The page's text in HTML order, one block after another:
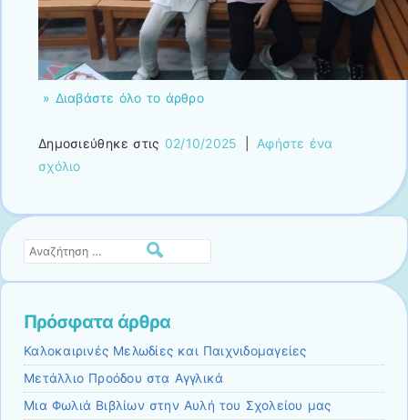
» Διαβάστε όλο το άρθρο
Δημοσιεύθηκε στις 02/10/2025
Αφήστε ένα
σχόλιο
Αναζήτηση
Πρόσφατα άρθρα
Καλοκαιρινές Μελωδίες και Παιχνιδομαγείες
Μετάλλιο Προόδου στα Αγγλικά
Μια Φωλιά Βιβλίων στην Αυλή του Σχολείου μας